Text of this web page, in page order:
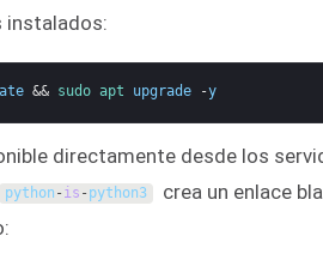
instalados:
&& sudo apt upgrade -y
directamente desde los
python - is - python3 crea un enlace